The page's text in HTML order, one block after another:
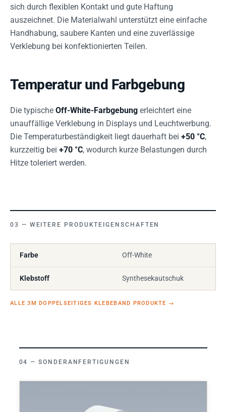
sich durch flexiblen Kontakt und gute Haftung
auszeichnet. Die Materialwahl unterstützt eine einfache
Handhabung, saubere Kanten und eine zuverlässige
Verklebung bei konfektionierten Teilen.
Temperatur und Farbgebung
Die typische Off-White-Farbgebung erleichtert eine
unauffällige Verklebung in Displays und Leuchtwerbung.
Die Temperaturbeständigkeit liegt dauerhaft bei +50 °C,
kurzzeitig bei +70 °C, wodurch kurze Belastungen durch
Hitze toleriert werden.
WEITERE PRODUKTEIGENSCHAFTEN
Farbe Off-White
Klebstoff Synthesekautschuk
ALLE 3M DOPPELSEITIGES KLEBEBAND PRODUKTE →
SONDERANFERTIGUNGEN